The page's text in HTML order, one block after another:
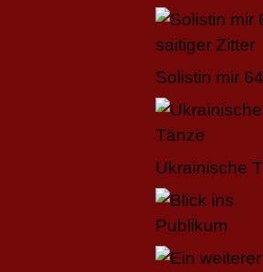
Solistin mir
Ukrainische